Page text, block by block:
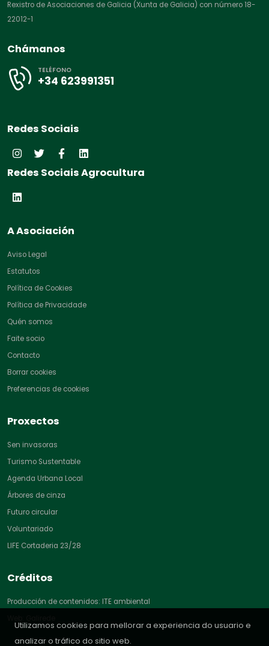
Utilizamos cookies para mellorar a experiencia do usuario e
analizar o tráfico do sitio web.
Rexistro de Asociaciones de Galicia (Xunta de Galicia) con número 18-
22012-1
Chámanos
TELÉFONO
+34 623991351
Redes Sociais
Redes Sociais Agrocultura
A Asociación
Aviso Legal
Estatutos
Política de Cookies
Política de Privacidade
Quén somos
Faite socio
Contacto
Borrar cookies
Preferencias de cookies
Proxectos
Sen invasoras
Turismo Sustentable
Agenda Urbana Local
Árbores de cinza
Futuro circular
Voluntariado
LIFE Cortaderia 23/28
Créditos
Producción de contenidos: ITE ambiental